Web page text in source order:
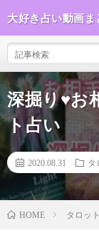
大好き占い動画ま
深掘り♥️お
ト占い
2020.08.31 タ
HOME タロッ